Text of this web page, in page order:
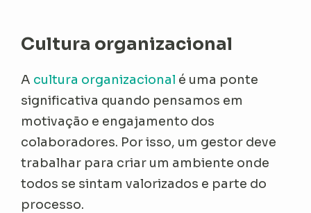
Cultura organizacional
A cultura organizacional é uma ponte
significativa quando pensamos em
motivação e engajamento dos
colaboradores. Por isso, um gestor deve
trabalhar para criar um ambiente onde
todos se sintam valorizados e parte do
processo.